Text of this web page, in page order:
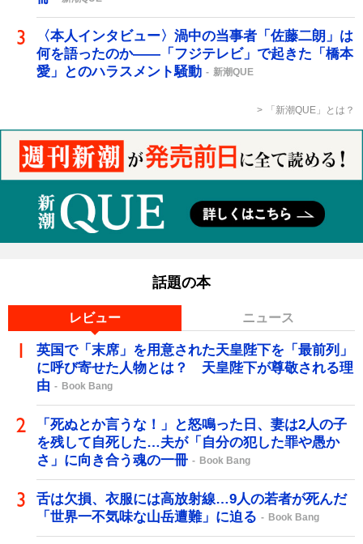
〈本人インタビュー〉渦中の当事者「佐藤二朗」は
何を語ったのか――「フジテレビ」で起きた「橋本
愛」とのハラスメント騒動
新潮QUE
「新潮QUE」とは？
話題の本
レビュー ニュース
英国で「末席」を用意された天皇陛下を「最前列」
に呼び寄せた人物とは？ 天皇陛下が尊敬される理
由
Book Bang
「死ぬとか言うな！」と怒鳴った日、妻は2人の子
を残して自死した…夫が「自分の犯した罪や愚か
さ」に向き合う魂の一冊
Book Bang
舌は欠損、衣服には高放射線…9人の若者が死んだ
「世界一不気味な山岳遭難」に迫る
Book Bang